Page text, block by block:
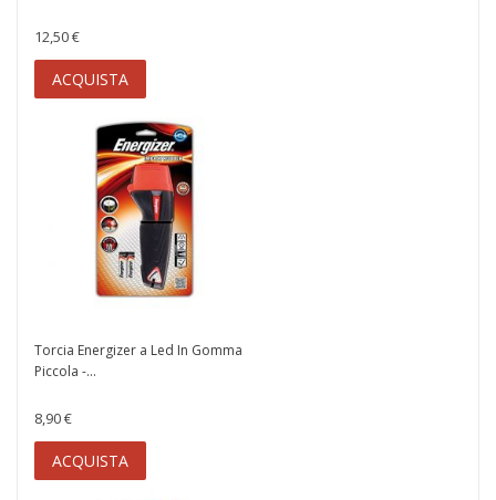
12,50 €
ACQUISTA
Torcia Energizer a Led In Gomma
Piccola -...
8,90 €
ACQUISTA